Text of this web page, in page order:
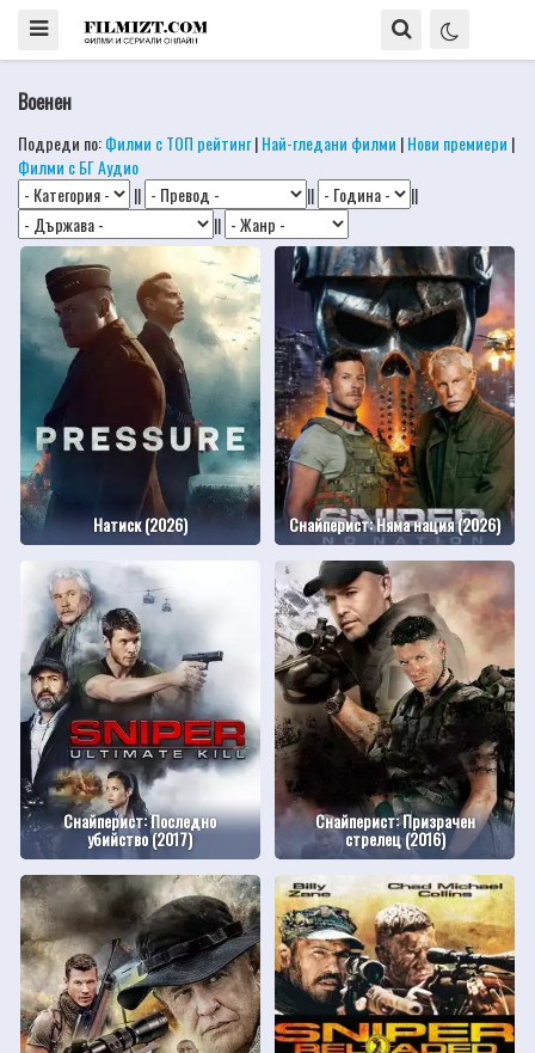
Военен
Подреди по:Филми с ТОП рейтинг|Най-гледани филми |Нови премиери |
Филми с БГ Аудио
||
||
||
||
Натиск (2026) Снайперист: Няма нация (2026)
Снайперист: Последно
убийство (2017)
Снайперист: Призрачен
стрелец (2016)